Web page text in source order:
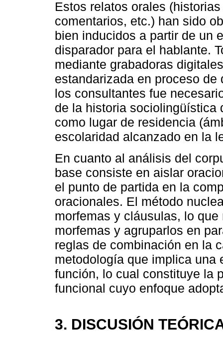
Estos relatos orales
comentarios, etc.) han sido
bien inducidos a partir de un
disparador para el hablante.
mediante grabadoras
estandarizada en proceso
los consultantes fue
de la historia sociolingüística
como lugar de residencia
escolaridad alcanzado en la
En cuanto al análisis del
base consiste en aislar
el punto de partida en la
oracionales. El método
morfemas y cláusulas, lo
morfemas y agruparlos en
reglas de combinación en la
metodología que implica una
función, lo cual constituye la
funcional cuyo enfoque
3. DISCUSIÓN